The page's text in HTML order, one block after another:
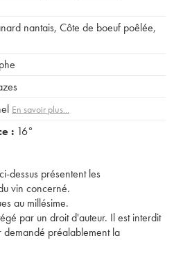
nantais, Côte de boeuf poêlée,
En savoir plus...
: 16°
dessus présentent les
vin concerné.
au millésime.
par un droit d'auteur. Il est interdit
préalablement la